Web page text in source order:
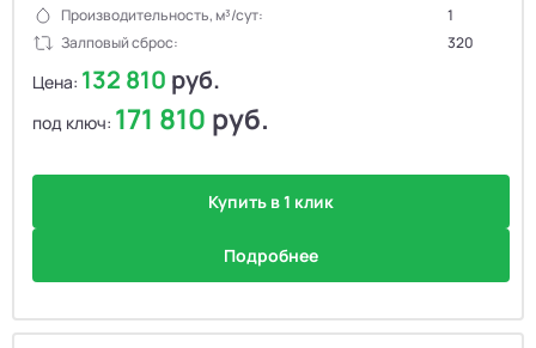
Производительность, м³/сут:
1
Залповый сброс:
320
Цена: 132 810 руб.
под ключ: 171 810 руб.
Купить в 1 клик
Подробнее